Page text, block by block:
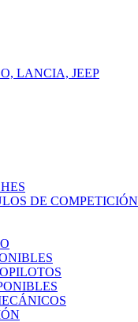
LANCIA, JEEP
DE COMPETICIÓN